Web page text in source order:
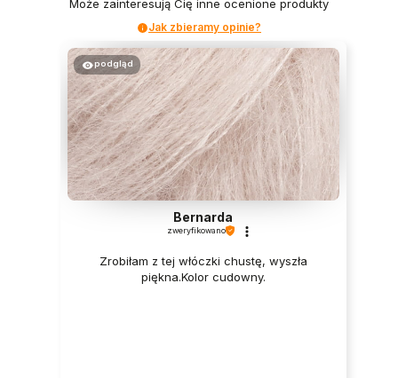
Może zainteresują Cię inne ocenione produkty
Jak zbieramy opinie?
podgląd
Bernarda
zweryfikowano
Zrobiłam z tej włóczki chustę, wyszła
piękna.Kolor cudowny.